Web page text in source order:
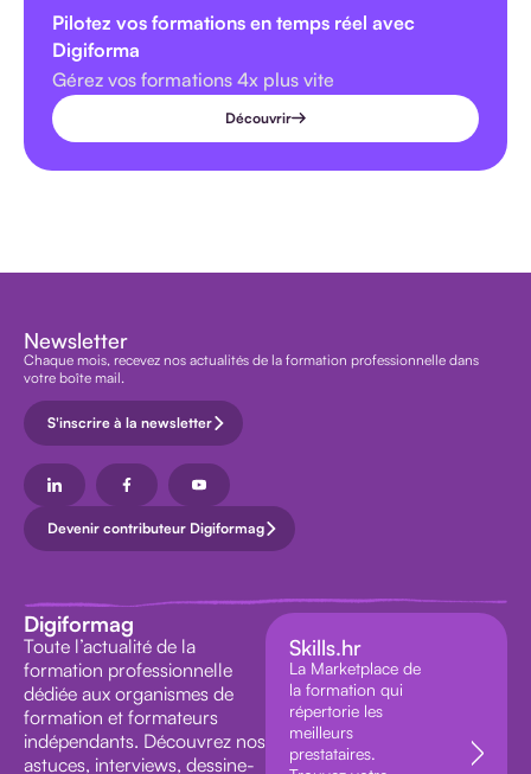
Pilotez vos formations en temps réel avec
Digiforma
Gérez vos formations 4x plus vite
Découvrir
Newsletter
Chaque mois, recevez nos actualités de la formation professionnelle dans
votre boîte mail.
S'inscrire à la newsletter
Devenir contributeur Digiformag
Digiformag
Toute l’actualité de la
formation professionnelle
dédiée aux organismes de
formation et formateurs
indépendants. Découvrez nos
astuces, interviews, dessine-
Skills.hr
La Marketplace de
la formation qui
répertorie les
meilleurs
prestataires.